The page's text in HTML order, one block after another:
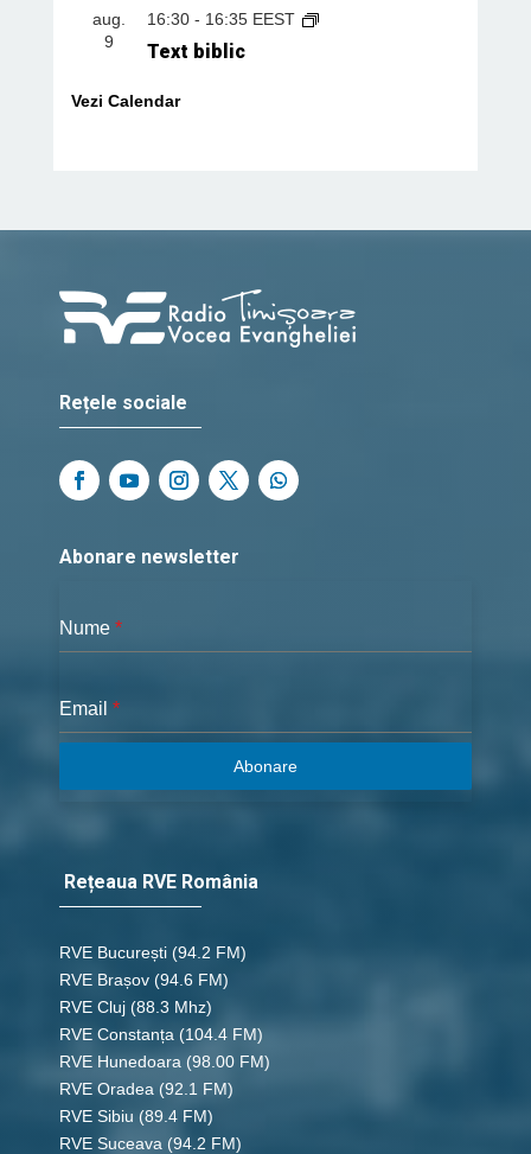
aug.
9
16:30- 16:35 EEST
Text biblic
Vezi Calendar
Rețele sociale
Abonare newsletter
Nume *
Email *
Abonare
Rețeaua RVE România
RVE București (94.2 FM)
RVE Brașov (94.6 FM)
RVE Cluj (88.3 Mhz)
RVE Constanța (104.4 FM)
RVE Hunedoara (98.00 FM)
RVE Oradea (92.1 FM)
RVE Sibiu (89.4 FM)
RVE Suceava (94.2 FM)